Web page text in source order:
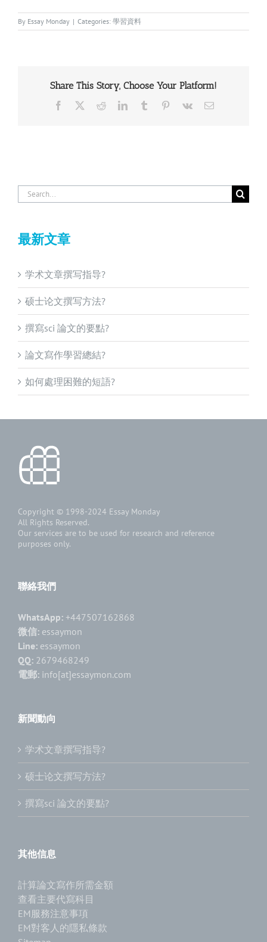
By Essay Monday | Categories: 學習資料
Share This Story, Choose Your Platform!
Facebook RedditLinkedInTumblr Pinterest
Vk Email
Search
for:
最新文章
学术文章撰写指导?
硕士论文撰写方法?
撰寫sci 論文的要點?
論文寫作學習總結?
如何處理困難的短語?
Copyright © 1998-2024 Essay Monday
All Rights Reserved.
Our services are to be used for research and reference
purposes only.
聯絡我們
WhatsApp: +447507162868
微信: essaymon
Line: essaymon
QQ: 2679468249
電郵: info[at]essaymon.com
新聞動向
学术文章撰写指导?
硕士论文撰写方法?
撰寫sci 論文的要點?
其他信息
計算論文寫作所需金額
查看主要代寫科目
EM服務注意事項
EM對客人的隱私條款